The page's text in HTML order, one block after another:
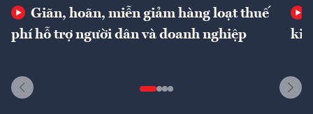
Giãn, hoãn, miễn giảm hàng loạt thuế
phí hỗ trợ người dân và doanh nghiệp